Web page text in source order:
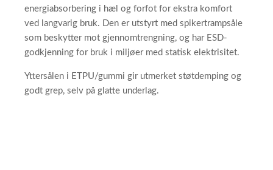
energiabsorbering i hæl og forfot for ekstra komfort
ved langvarig bruk. Den er utstyrt med spikertrampsåle
som beskytter mot gjennomtrengning, og har ESD-
godkjenning for bruk i miljøer med statisk elektrisitet.
Yttersålen i ETPU/gummi gir utmerket støtdemping og
godt grep, selv på glatte underlag.